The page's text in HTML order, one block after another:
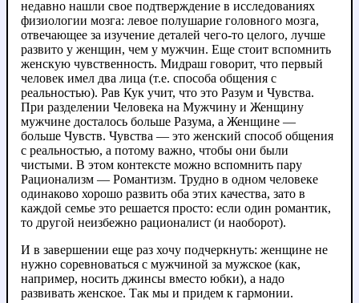
недавно нашли свое подтверждение в исследованиях
физиологии мозга: левое полушарие головного мозга,
отвечающее за изучение деталей чего-то целого, лучше
развито у женщин, чем у мужчин. Еще стоит вспомнить
женскую чувственность. Мидраш говорит, что первый
человек имел два лица (т.е. способа общения с
реальностью). Рав Кук учит, что это Разум и Чувства.
При разделении Человека на Мужчину и Женщину
мужчине досталось больше Разума, а Женщине —
больше Чувств. Чувства — это женский способ общения
с реальностью, а потому важно, чтобы они были
чистыми. В этом контексте можно вспомнить пару
Рационализм — Романтизм. Трудно в одном человеке
одинаково хорошо развить оба этих качества, зато в
каждой семье это решается просто: если один романтик,
то другой неизбежно рационалист (и наоборот).
И в завершении еще раз хочу подчеркнуть: женщине не
нужно соревноваться с мужчиной за мужское (как,
например, носить джинсы вместо юбки), а надо
развивать женское. Так мы и придем к гармонии.